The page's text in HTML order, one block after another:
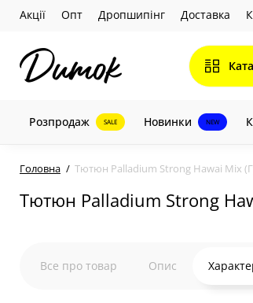
Акції Опт Дропшипінг Доставка
Розпродаж SALE Новинки NEW
Головна Тютюн Palladium Strong Hawai Mix
Тютюн Palladium Strong
Все про товар Опис